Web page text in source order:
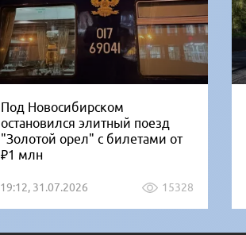
Под Новосибирском
остановился элитный поезд
"Золотой орел" с билетами от
₽1 млн
19:12, 31.07.2026 15328